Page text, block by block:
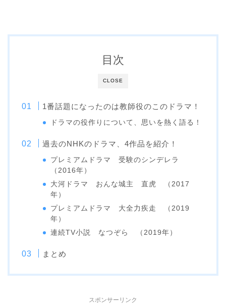
CLOSE
目次
1番話題になったのは教師役のこのドラマ！
ドラマの役作りについて、思いを熱く語る！
過去のNHKのドラマ、4作品を紹介！
プレミアムドラマ 受験のシンデレラ
（2016年）
大河ドラマ おんな城主 直虎 （2017
年）
プレミアムドラマ 大全力疾走 （2019
年）
連続TV小説 なつぞら （2019年）
まとめ
スポンサーリンク